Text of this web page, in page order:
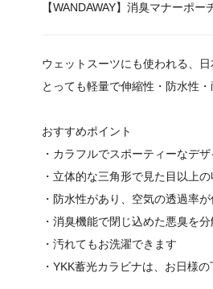
【WANDAWAY】消臭マナーポー
ウェットスーツにも使われる、
とっても軽量で伸縮性・防水性・
おすすめポイント
・カラフルでスポーティーなデザ
・立体的な三角形で見た目以上の
・防水性があり、空気の透過率
・消臭機能で閉じ込めた悪臭を
・汚れてもお洗濯できます
・YKK蓄光カラビナは、お日様